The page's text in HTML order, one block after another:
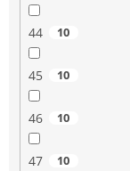
44 10
45 10
46 10
47 10